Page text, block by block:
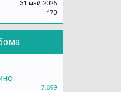
31 май 2026
470
7.699